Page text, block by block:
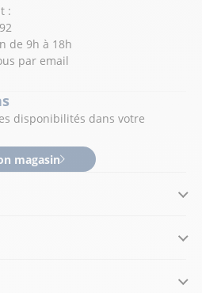
:
de 9h à 18h
par email
disponibilités dans votre
magasin